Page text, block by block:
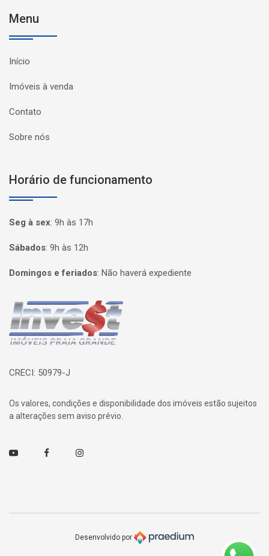
Menu
Início
Imóveis à venda
Contato
Sobre nós
Horário de funcionamento
Seg à sex: 9h às 17h
Sábados: 9h às 12h
Domingos e feriados: Não haverá expediente
Página inicial
CRECI: 50979-J
Os valores, condições e disponibilidade dos imóveis estão sujeitos
a alterações sem aviso prévio.
Youtube FacebookInstagram
Desenvolvido por